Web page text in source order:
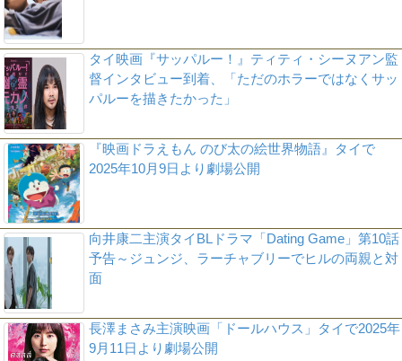
タイ映画『サッパルー！』ティティ・シーヌアン監
督インタビュー到着、「ただのホラーではなくサッ
パルーを描きたかった」
『映画ドラえもん のび太の絵世界物語』タイで
2025年10月9日より劇場公開
向井康二主演タイBLドラマ「Dating Game」第10話
予告～ジュンジ、ラーチャブリーでヒルの両親と対
面
長澤まさみ主演映画「ドールハウス」タイで2025年
9月11日より劇場公開